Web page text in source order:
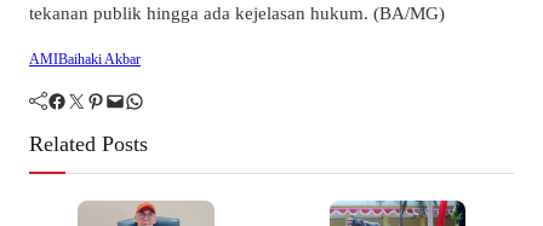
tekanan publik hingga ada kejelasan hukum. (BA/MG)
AMIBaihaki Akbar
Facebook Twitter Pinterest Mail WhatsApp
Related Posts